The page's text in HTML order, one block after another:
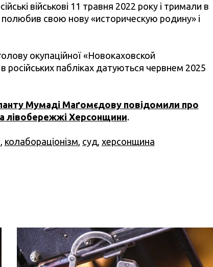
військові 11 травня 2022 року і тримали в
полюбив свою нову «историческую родину» і
окупаційної «Новокаховской
пабліках датуються червнем 2025
Мумаді Маґомєдову повідомили про
лівобережжі Херсонщини.
, колабораціонізм, суд, херсонщина